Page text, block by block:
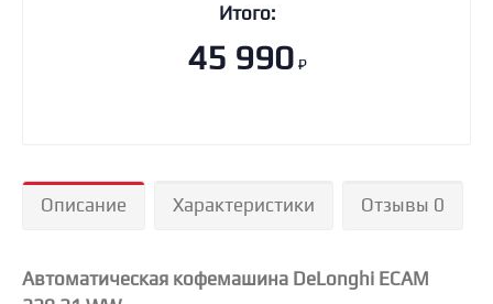
Итого:
45 990 ₽
Описание Характеристики Отзывы 0
Автоматическая кофемашина DeLonghi ECAM